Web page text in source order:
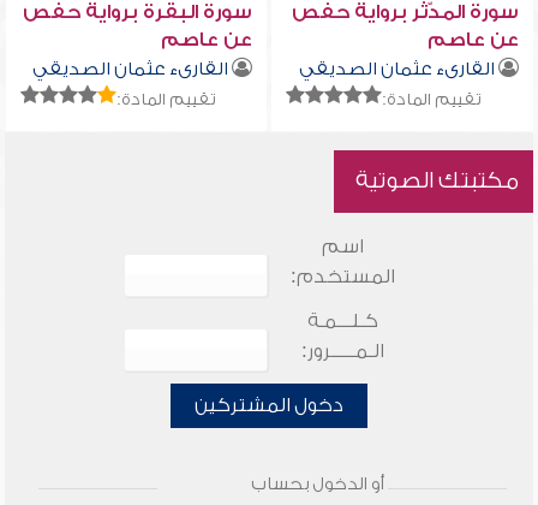
سورة المدّثر برواية حفص
عن عاصم
القارىء عثمان الصديقي
تقييم المادة:
سورة البقرة برواية حفص
عن عاصم
القارىء عثمان الصديقي
تقييم المادة:
مكتبتك الصوتية
اسم
المستخدم:
كـلـــمـة
الـمـــــرور:
دخول المشتركين
أو الدخول بحساب